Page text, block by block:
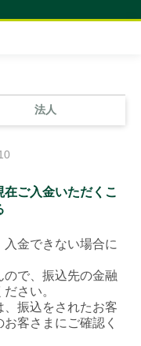
法人
在ご入金いただくこ
金できない場合に
で、振込先の金融
さい。
振込をされたお客
客さまにご確認く